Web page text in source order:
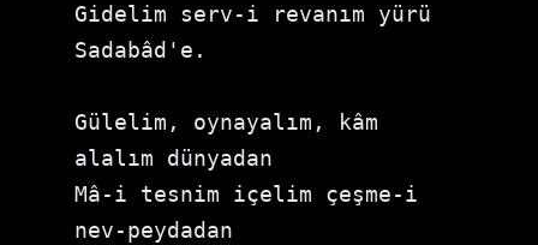
Gidelim serv-i revanım yürü
Sadabâd'e.
Gülelim, oynayalım, kâm
alalım dünyadan
Mâ-i tesnim içelim çeşme-i
nev-peydadan